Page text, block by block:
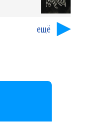
ещё